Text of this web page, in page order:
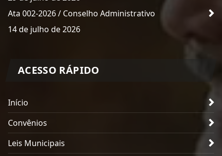
Ata 002-2026 / Conselho Administrativo
14 de julho de 2026
ACESSO RÁPIDO
Início
Convênios
Leis Municipais